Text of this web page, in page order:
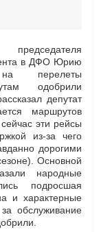
в ДФО Юрию
перелеты
одобрили
депутат
маршрутов
эти рейсы
из-за чего
дорогими
Основной
народные
подросшая
и характерные
обслуживание